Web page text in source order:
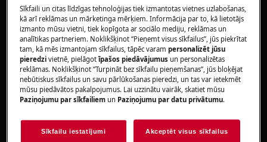
UZMANĪBU!ELEKTRISKĀS TRIEKAS BĪSTAMĪBA
Pirms jebkādas remonta vai apkopes darbības
atslēdziet ierīci un atvienojiet galveno spraudni
no kontaktligzdas.
Sīkfaili un citas līdzīgas tehnoloģijas tiek izmantotas vietnes uzlabošanas,
kā arī reklāmas un mārketinga mērķiem. Informācija par to, kā lietotājs
izmanto mūsu vietni, tiek kopīgota ar sociālo mediju, reklāmas un
analītikas partneriem. Noklikšķinot “Pieņemt visus sīkfailus”, jūs piekrītat
tam, kā mēs izmantojam sīkfailus, tāpēc varampersonalizēt jūsu
pieredzivietnē, pielāgotīpašos piedāvājumus un personalizētas
reklāmas. Noklikšķinot “Turpināt bez sīkfailu pieņemšanas”, jūs bloķējat
nebūtiskus sīkfailus un savu pārlūkošanas pieredzi, un tas var ietekmēt
mūsu piedāvātos pakalpojumus. Lai uzzinātu vairāk, skatiet mūsu
Paziņojumu par sīkfailiem un Paziņojumu par datu privātumu.
Sīkfailu iestatījumi Akceptēt visus sīkfailus